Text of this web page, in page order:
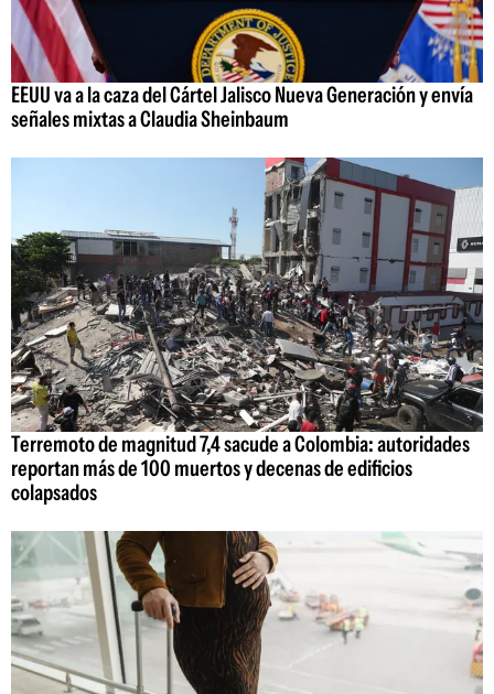
EEUU va a la caza del Cártel Jalisco Nueva Generación y envía
señales mixtas a Claudia Sheinbaum
Terremoto de magnitud 7,4 sacude a Colombia: autoridades
reportan más de 100 muertos y decenas de edificios
colapsados